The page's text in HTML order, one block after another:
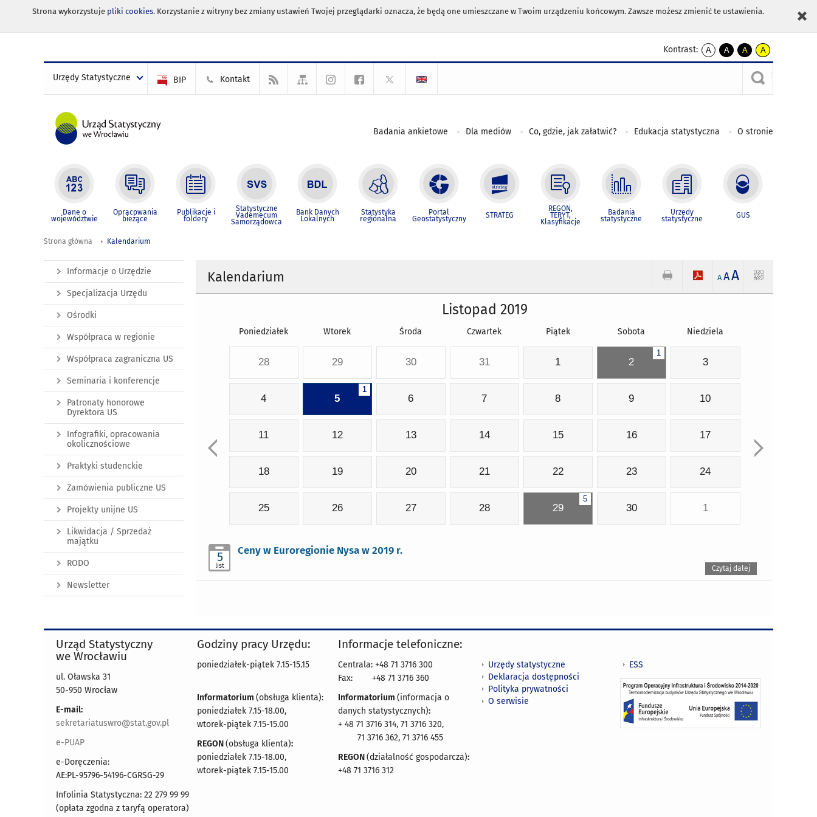
Strona wykorzystuje pliki cookies. Korzystanie z witryny bez zmiany ustawień Twojej przeglądarki oznacza, że będą one umieszczane w Twoim urządzeniu końcowym. Zawsze możesz zmienić te ustawienia.
Kontrast:
A
kontrast
A
kontrast
czarnym
A
kontrast
żółty
tekst
czarnym
A
kontrast
czarny
tekst
żółtym
Urzędy Statystyczne BIP Kontakt
Badania ankietowe Dla mediów Co, gdzie, jak załatwić? Edukacja statystyczna O stronie
Dane o
województwie
Opracowania
bieżące
Publikacje i
foldery
Statystyczne
Vademecum
Samorządowca
Bank Danych
Lokalnych
Statystyka
regionalna
Portal
Geostatystyczny STRATEG
REGON,
TERYT,
Klasyfikacje
Badania
statystyczne
Urzędy
statystyczne GUS
Strona główna Kalendarium
Kalendarium A AA
Listopad 2019
Poniedziałek Wtorek Środa Czwartek Piątek Sobota Niedziela
28 29 30 31 1
1
2 3
4
1
5 6 7 8 9 10
11 12 13 14 15 16 17
18 19 20 21 22 23 24
25 26 27 28
5
29 30 1
5
list
Ceny w Euroregionie Nysa w 2019 r.
Czytaj dalej
Informacje o Urzędzie
Specjalizacja Urzędu
Ośrodki
Współpraca w regionie
Współpraca zagraniczna US
Seminaria i konferencje
Patronaty honorowe
Dyrektora US
Infografiki, opracowania
okolicznościowe
Praktyki studenckie
Zamówienia publiczne US
Projekty unijne US
Likwidacja / Sprzedaż
majątku
RODO
Newsletter
Urząd Statystyczny
we Wrocławiu
ul. Oławska 31
50-950 Wrocław
E-mail:
sekretariatuswro@stat.gov.pl
e-PUAP
e-Doręczenia:
AE:PL-95796-54196-CGRSG-29
Infolinia Statystyczna: 22 279 99 99
(opłata zgodna z taryfą operatora)
Godziny pracy Urzędu:
poniedziałek-piątek 7.15-15.15
Informatorium (obsługa klienta):
poniedziałek 7.15-18.00,
wtorek-piątek 7.15-15.00
REGON(obsługa klienta):
poniedziałek 7.15-18.00,
wtorek-piątek 7.15-15.00
Informacje telefoniczne:
Centrala: +48 71 3716 300
Fax:
+48 71 3716 360
Informatorium (informacja o
danych statystycznych):
+ 48 71 3716 314, 71 3716 320,
71 3716 362, 71 3716 455
REGON(działalność gospodarcza):
+48 71 3716 312
Urzędy statystyczne
Deklaracja dostępności
Polityka prywatności
O serwisie
ESS